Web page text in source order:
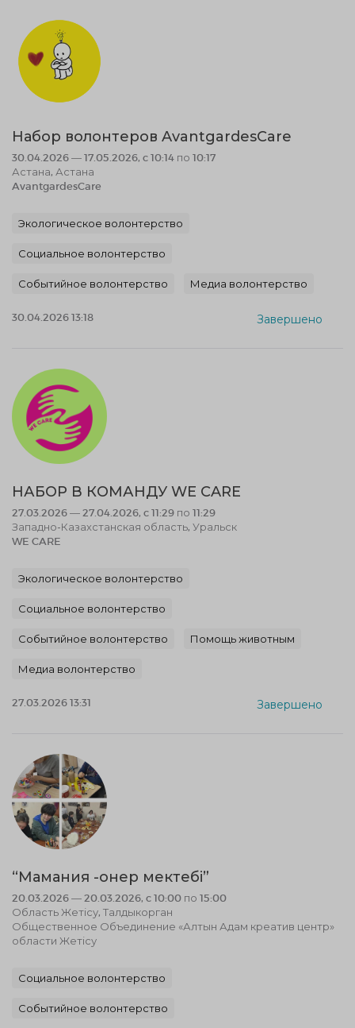
Набор волонтеров AvantgardesCare
30.04.2026 — 17.05.2026, c 10:14 по 10:17
Астана, Астана
AvantgardesCare
Экологическое волонтерство
Социальное волонтерство
Событийное волонтерство Медиа волонтерство
30.04.2026 13:18 Завершено
НАБОР В КОМАНДУ WE CARE
27.03.2026 — 27.04.2026, c 11:29 по 11:29
Западно-Казахстанская область, Уральск
WE CARE
Экологическое волонтерство
Социальное волонтерство
Событийное волонтерство Помощь животным
Медиа волонтерство
27.03.2026 13:31 Завершено
“Мамания -онер мектебі”
20.03.2026 — 20.03.2026, c 10:00 по 15:00
Область Жетісу, Талдыкорган
Общественное Объединение «Алтын Адам креатив центр»
области Жетісу
Социальное волонтерство
Событийное волонтерство